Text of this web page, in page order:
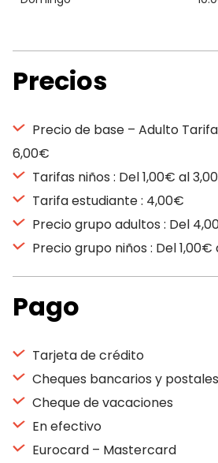
Precios
Precio de base – Adulto
6,00€
Tarifas niños : Del 1,00€ al
Tarifa estudiante : 4,00€
Precio grupo adultos : Del
Precio grupo niños : Del 1,00€
Pago
Tarjeta de crédito
Cheques bancarios y postales
Cheque de vacaciones
En efectivo
Eurocard – Mastercard